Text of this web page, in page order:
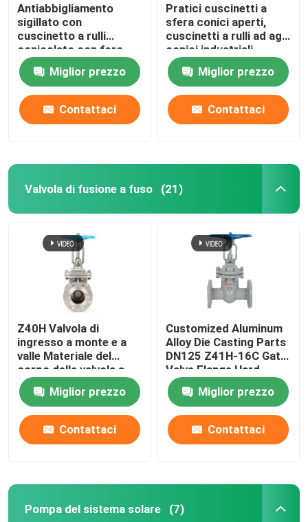
Antiabbigliamento
sigillato con
cuscinetto a rulli
conicolato con foro
rotondo polifunzionale
Miglior prezzo
Contattaci
Pratici cuscinetti a
sfera conici aperti,
cuscinetti a rulli ad ago
conici industriali
Miglior prezzo
Contattaci
Valvola di fusione a fuso (21)
Z40H Valvola di
ingresso a monte e a
valle Materiale del
corpo della valvola a
tronco connessione a
flangia WCBMiglior prezzo
Contattaci
Customized Aluminum
Alloy Die Casting Parts
DN125 Z41H-16C Gate
Valve Flange Hard
Sealing Insurance
ISO/TS16949 2009
Ductile Iron
Miglior prezzo
Contattaci
Pompa del sistema solare (7)